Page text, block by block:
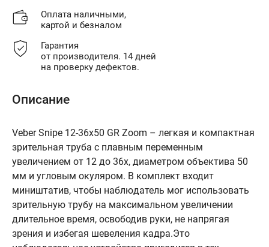
Оплата наличными,
картой и безналом
Гарантия
от производителя. 14 дней
на проверку дефектов.
Описание
Veber Snipe 12-36x50 GR Zoom – легкая и компактная
зрительная труба с плавным переменным
увеличением от 12 до 36х, диаметром объектива 50
мм и угловым окуляром. В комплект входит
миништатив, чтобы наблюдатель мог использовать
зрительную трубу на максимальном увеличении
длительное время, освободив руки, не напрягая
зрения и избегая шевеления кадра.Это